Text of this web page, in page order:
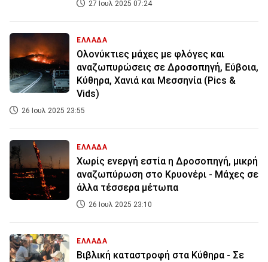
27 Ιουλ 2025 07:24
ΕΛΛΑΔΑ
Ολονύκτιες μάχες με φλόγες και
αναζωπυρώσεις σε Δροσοπηγή, Εύβοια,
Κύθηρα, Χανιά και Μεσσηνία (Pics &
Vids)
26 Ιουλ 2025 23:55
ΕΛΛΑΔΑ
Χωρίς ενεργή εστία η Δροσοπηγή, μικρή
αναζωπύρωση στο Κρυονέρι - Μάχες σε
άλλα τέσσερα μέτωπα
26 Ιουλ 2025 23:10
ΕΛΛΑΔΑ
Βιβλική καταστροφή στα Κύθηρα - Σε